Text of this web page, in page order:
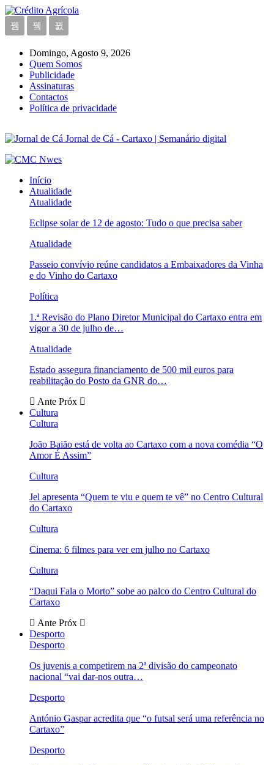
Domingo, Agosto 9, 2026
Quem Somos
Publicidade
Assinaturas
Contactos
Política de privacidade
Jornal de Cá - Cartaxo | Semanário digital
Início
Atualidade
Atualidade
Eclipse solar de 12 de agosto: Tudo o que precisa saber
Atualidade
Passeio convívio reúne candidatos a Embaixadores da Vinha
e do Vinho do Cartaxo
Política
1.ª Revisão do Plano Diretor Municipal do Cartaxo entra em
vigor a 30 de julho de…
Atualidade
Estado assegura financiamento de 500 mil euros para
reabilitação do Posto da GNR do…
Ante Próx
Cultura
Cultura
João Baião está de volta ao Cartaxo com a nova comédia “O
Amor É Assim”
Cultura
Jel apresenta “Quem te viu e quem te vê” no Centro Cultural
do Cartaxo
Cultura
Cinema: 6 filmes para ver em julho no Cartaxo
Cultura
“Daqui Fala o Morto” sobe ao palco do Centro Cultural do
Cartaxo
Ante Próx
Desporto
Desporto
Os juvenis a competirem na 2ª divisão do campeonato
nacional “vai dar-nos outra…
Desporto
António Gaspar acredita que “o futsal será uma referência no
Cartaxo”
Desporto